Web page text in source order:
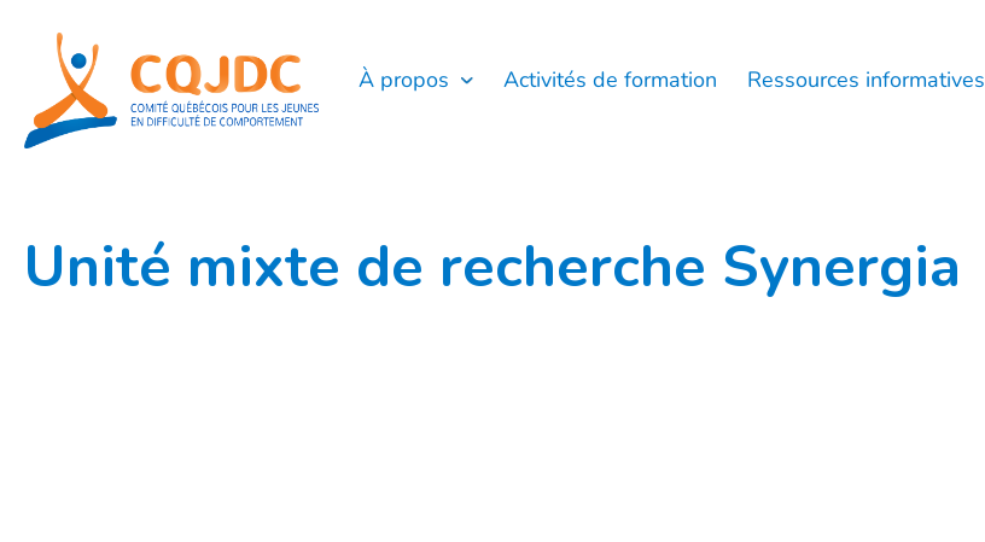
contenu
À propos Activités de formation Ressources informatives
Unité mixte de recherche Synergia